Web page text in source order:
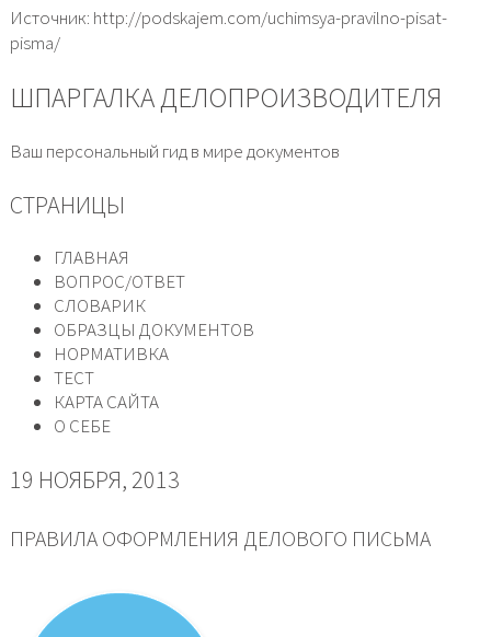
Источник: http://podskajem.com/uchimsya-pravilno-pisat-
pisma/
ШПАРГАЛКА ДЕЛОПРОИЗВОДИТЕЛЯ
Ваш персональный гид в мире документов
СТРАНИЦЫ
ГЛАВНАЯ
ВОПРОС/ОТВЕТ
СЛОВАРИК
ОБРАЗЦЫ ДОКУМЕНТОВ
НОРМАТИВКА
ТЕСТ
КАРТА САЙТА
О СЕБЕ
19 НОЯБРЯ, 2013
ПРАВИЛА ОФОРМЛЕНИЯ ДЕЛОВОГО ПИСЬМА